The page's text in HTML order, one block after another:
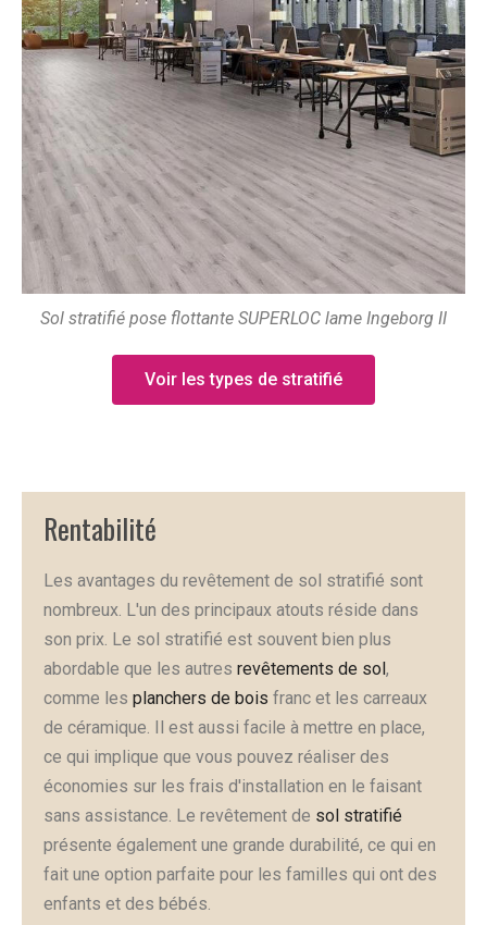
Sol stratifié pose flottante SUPERLOC lame Ingeborg II
Voir les types de stratifié
Rentabilité
Les avantages du revêtement de sol stratifié sont
nombreux. L'un des principaux atouts réside dans
son prix. Le sol stratifié est souvent bien plus
abordable que les autres revêtements de sol,
comme les planchers de bois franc et les carreaux
de céramique. Il est aussi facile à mettre en place,
ce qui implique que vous pouvez réaliser des
économies sur les frais d'installation en le faisant
sans assistance. Le revêtement de sol stratifié
présente également une grande durabilité, ce qui en
fait une option parfaite pour les familles qui ont des
enfants et des bébés.